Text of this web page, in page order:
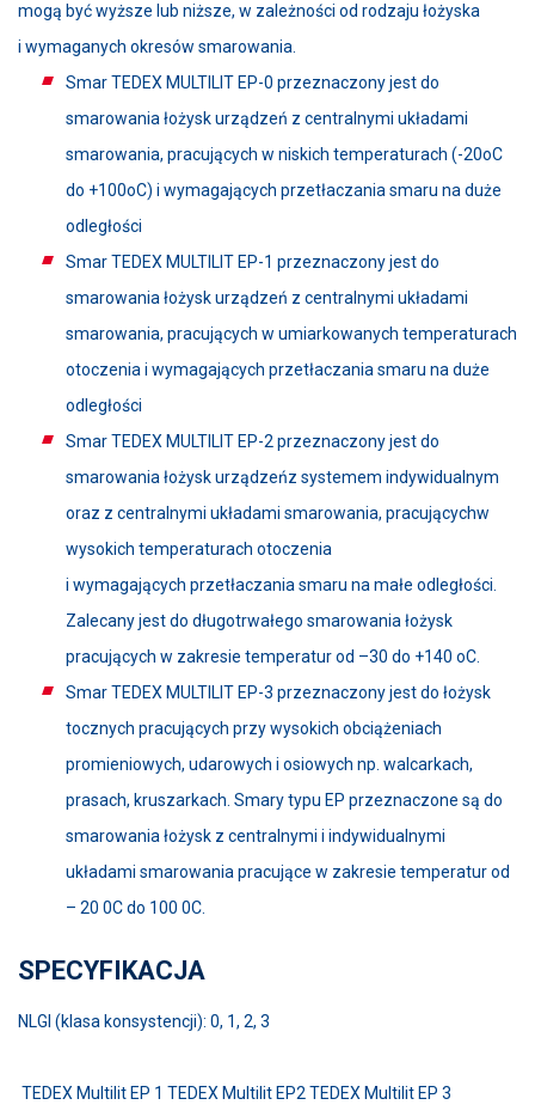
mogą być wyższe lub niższe, w zależności od rodzaju łożyska
i wymaganych okresów smarowania.
Smar TEDEX MULTILIT EP-0 przeznaczony jest do
smarowania łożysk urządzeń z centralnymi układami
smarowania, pracujących w niskich temperaturach (-20oC
do +100oC) i wymagających przetłaczania smaru na duże
odległości
Smar TEDEX MULTILIT EP-1 przeznaczony jest do
smarowania łożysk urządzeń z centralnymi układami
smarowania, pracujących w umiarkowanych temperaturach
otoczenia i wymagających przetłaczania smaru na duże
odległości
Smar TEDEX MULTILIT EP-2 przeznaczony jest do
smarowania łożysk urządzeńz systemem indywidualnym
oraz z centralnymi układami smarowania, pracującychw
wysokich temperaturach otoczenia
i wymagających przetłaczania smaru na małe odległości.
Zalecany jest do długotrwałego smarowania łożysk
pracujących w zakresie temperatur od –30 do +140 oC.
Smar TEDEX MULTILIT EP-3 przeznaczony jest do łożysk
tocznych pracujących przy wysokich obciążeniach
promieniowych, udarowych i osiowych np. walcarkach,
prasach, kruszarkach. Smary typu EP przeznaczone są do
smarowania łożysk z centralnymi i indywidualnymi
układami smarowania pracujące w zakresie temperatur od
– 20 0C do 100 0C.
SPECYFIKACJA
NLGI (klasa konsystencji): 0, 1, 2, 3
TEDEX Multilit EP 1 TEDEX Multilit EP2 TEDEX Multilit EP 3